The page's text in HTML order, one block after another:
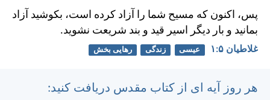
پس، اكنون كه مسيح شما را آزاد كرده است، بكوشيد آزاد
بمانيد و بار ديگر اسير قيد و بند شريعت نشويد.
غلاطيان ۵:‏۱ عیسی زندگی رهایی بخش
هر روز آیه ای از کتاب مقدس دریافت کنید: